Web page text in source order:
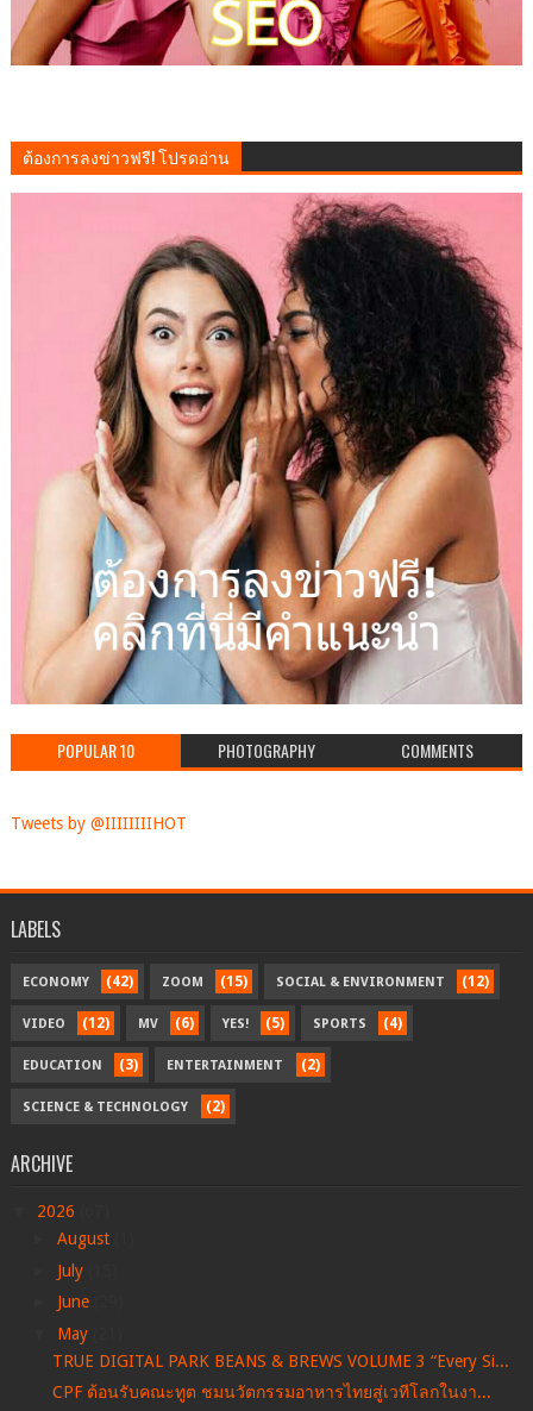
ต้องการลงข่าวฟรี! โปรดอ่าน
POPULAR 10 PHOTOGRAPHY COMMENTS
Tweets by @IIIIIIIIHOT
LABELS
ECONOMY (42) ZOOM (15) SOCIAL & ENVIRONMENT (12)
VIDEO (12) MV (6) YES! (5) SPORTS (4)
EDUCATION (3) ENTERTAINMENT (2)
SCIENCE & TECHNOLOGY (2)
ARCHIVE
2026
August
July
June
May
TRUE DIGITAL PARK BEANS & BREWS VOLUME 3 “Every Si...
CPF ต้อนรับคณะทูต ชมนวัตกรรมอาหารไทยสู่เวทีโลกในงา...